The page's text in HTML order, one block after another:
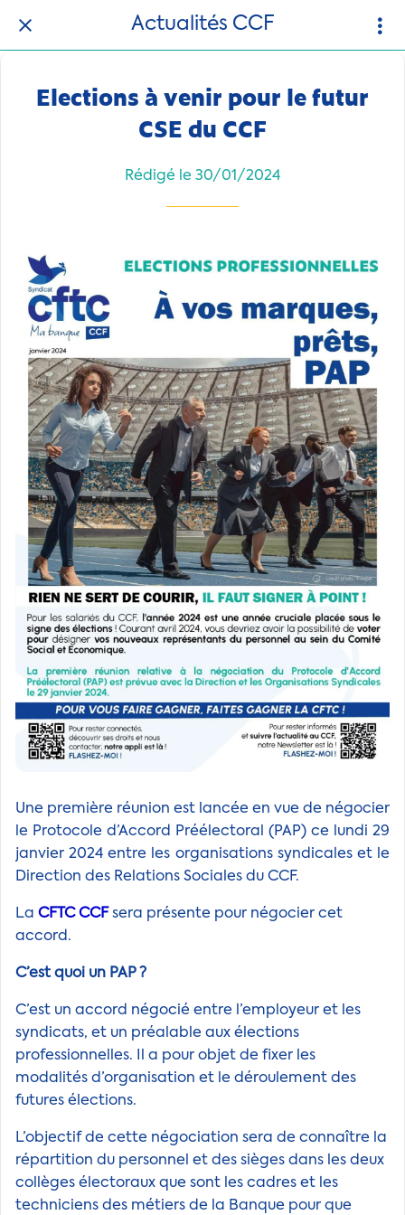
Actualités CCF
Elections à venir pour le futur
CSE du CCF
Rédigé le 30/01/2024
Une première réunion est lancée en vue de négocier
le Protocole d’Accord Préélectoral (PAP) ce lundi 29
janvier 2024 entre les organisations syndicales et le
Direction des Relations Sociales du CCF.
La CFTC CCF sera présente pour négocier cet
accord.
C’est quoi un PAP ?
C’est un accord négocié entre l’employeur et les
syndicats, et un préalable aux élections
professionnelles. Il a pour objet de fixer les
modalités d’organisation et le déroulement des
futures élections.
L’objectif de cette négociation sera de connaître la
répartition du personnel et des sièges dans les deux
collèges électoraux que sont les cadres et les
techniciens des métiers de la Banque pour que